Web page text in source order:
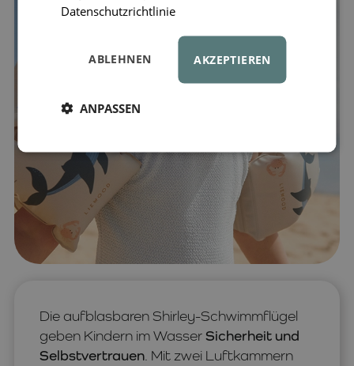
Die aufblasbaren Shirley-Schwimmflügel
geben Kindern im WasserSicherheit und
Selbstvertrauen . Mit zwei Luftkammern
Datenschutzrichtlinie
AKZEPTIEREN
ABLEHNEN
ANPASSEN